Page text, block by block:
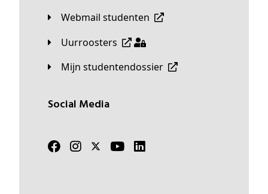
Webmail studenten
Uurroosters
Mijn studentendossier
Social Media